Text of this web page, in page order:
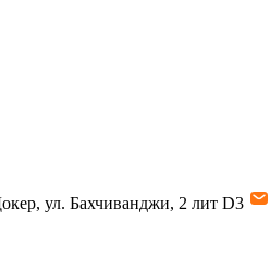
ул. Бахчиванджи, 2 лит D3